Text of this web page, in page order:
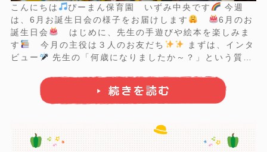
こんにちは ぴーまん保育園 いずみ中央です
今週
は、6月お誕生日会の様子をお届けします
6月のお
誕生日会
はじめに、先生の手遊びや絵本を楽しみま
す
今月の主役は３人のお友だち
まずは、インタ
ビュー
ました～
その他、好きな食べ物や動物のインタビュー
をしました